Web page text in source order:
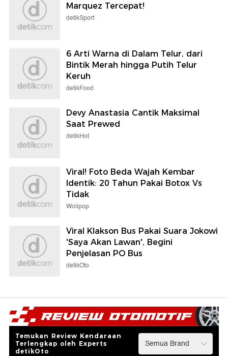
Marquez Tercepat!
detikSport
6 Arti Warna di Dalam Telur, dari
Bintik Merah hingga Putih Telur
Keruh
detikFood
Devy Anastasia Cantik Maksimal
Saat Prewed
detikHot
Viral! Foto Beda Wajah Kembar
Identik: 20 Tahun Pakai Botox Vs
Tidak
Wolipop
Viral Klakson Bus Pakai Suara Jokowi
'Saya Akan Lawan', Begini
Penjelasan PO Bus
detikOto
Temukan Review Kendaraan
Terlengkap oleh Experts
detikOto